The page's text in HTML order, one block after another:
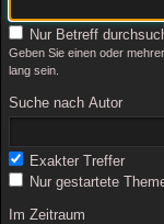
Nur Betreff
Geben Sie einen oder
lang sein.
Suche nach Autor
Exakter Treffer
Nur gestartete
Im Zeitraum